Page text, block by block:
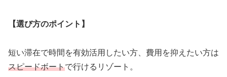
【選び方のポイント】
短い滞在で時間を有効活用したい方、費用を抑えたい方は
スピードボートで行けるリゾート。